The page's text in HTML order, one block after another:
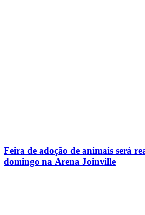
Feira de adoção de animais será
domingo na Arena Joinville